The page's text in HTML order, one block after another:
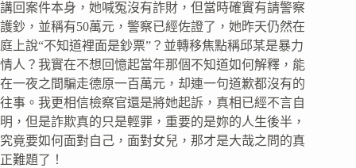
講回案件本身，她喊冤沒有詐財，但當時確實有請警察
護鈔，並稱有50萬元，警察已經佐證了，她昨天仍然在
庭上說“不知道裡面是鈔票”？並轉移焦點稱邱某是暴力
情人？我實在不想回憶起當年那個不知道如何解釋，能
在一夜之間騙走德原一百萬元，却連一句道歉都沒有的
往事。我更相信檢察官還是將她起訴，真相已經不言自
明，但是詐欺真的只是輕罪，重要的是妳的人生後半，
究竟要如何面對自己，面對女兒，那才是大哉之問的真
正難題了！